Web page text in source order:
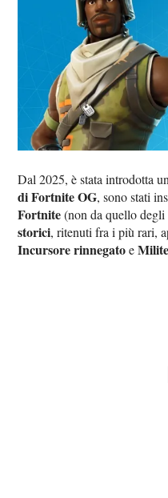
Dal 2025, è stata introdotta
di Fortnite OG, sono stati
Fortnite(non da quello
storici, ritenuti fra i più rari,
Incursore rinnegatoe